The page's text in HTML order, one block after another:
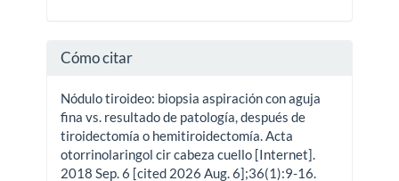
Cómo citar
Nódulo tiroideo: biopsia aspiración con aguja
fina vs. resultado de patología, después de
tiroidectomía o hemitiroidectomía. Acta
otorrinolaringol cir cabeza cuello [Internet].
2018 Sep. 6 [cited 2026 Aug. 6];36(1):9-16.